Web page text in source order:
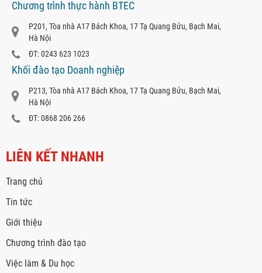
Chương trình thực hành BTEC
P201, Tòa nhà A17 Bách Khoa, 17 Tạ Quang Bửu, Bạch Mai,
Hà Nội
ĐT: 0243 623 1023
Khối đào tạo Doanh nghiệp
P213, Tòa nhà A17 Bách Khoa, 17 Tạ Quang Bửu, Bạch Mai,
Hà Nội
ĐT: 0868 206 266
LIÊN KẾT NHANH
Trang chủ
Tin tức
Giới thiệu
Chương trình đào tạo
Việc làm & Du học